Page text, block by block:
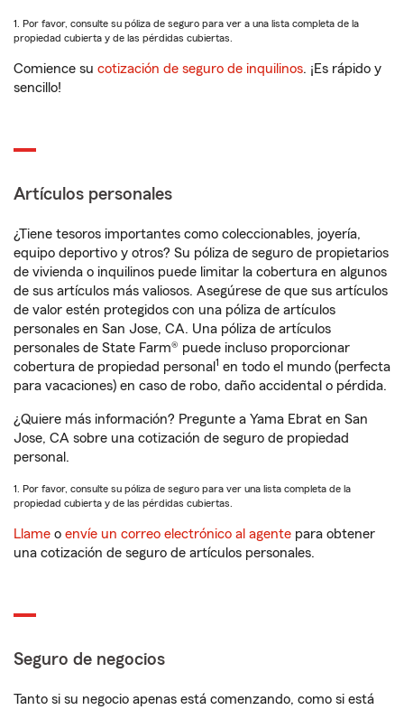
1. Por favor, consulte su póliza de seguro para ver a una lista completa de la
propiedad cubierta y de las pérdidas cubiertas.
Comience su cotización de seguro de inquilinos. ¡Es rápido y
sencillo!
Artículos personales
¿Tiene tesoros importantes como coleccionables, joyería,
equipo deportivo y otros? Su póliza de seguro de propietarios
de vivienda o inquilinos puede limitar la cobertura en algunos
de sus artículos más valiosos. Asegúrese de que sus artículos
de valor estén protegidos con una póliza de artículos
personales en San Jose, CA. Una póliza de artículos
personales de State Farm® puede incluso proporcionar
cobertura de propiedad personal 1 en todo el mundo (perfecta
para vacaciones) en caso de robo, daño accidental o pérdida.
¿Quiere más información? Pregunte a Yama Ebrat en San
Jose, CA sobre una cotización de seguro de propiedad
personal.
1. Por favor, consulte su póliza de seguro para ver una lista completa de la
propiedad cubierta y de las pérdidas cubiertas.
Llame o envíe un correo electrónico al agente para obtener
una cotización de seguro de artículos personales.
Seguro de negocios
Tanto si su negocio apenas está comenzando, como si está